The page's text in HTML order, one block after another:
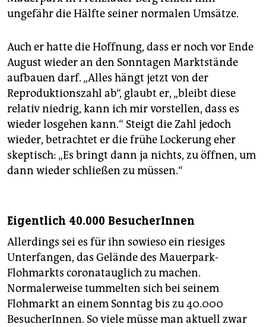
ungefähr die Hälfte seiner normalen Umsätze.
Auch er hatte die Hoffnung, dass er noch vor Ende
August wieder an den Sonntagen Marktstände
aufbauen darf. „Alles hängt jetzt von der
Reproduktionszahl ab“, glaubt er, „bleibt diese
relativ niedrig, kann ich mir vorstellen, dass es
wieder losgehen kann.“ Steigt die Zahl jedoch
wieder, betrachtet er die frühe Lockerung eher
skeptisch: „Es bringt dann ja nichts, zu öffnen, um
dann wieder schließen zu müssen.“
Eigentlich 40.000 BesucherInnen
Allerdings sei es für ihn sowieso ein riesiges
Unterfangen, das Gelände des Mauerpark-
Flohmarkts coronatauglich zu machen.
Normalerweise tummelten sich bei seinem
Flohmarkt an einem Sonntag bis zu 40.000
BesucherInnen. So viele müsse man aktuell zwar